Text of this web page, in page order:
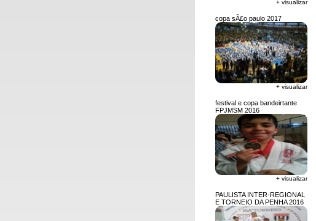
+ visualizar
copa sÃ£o paulo 2017
+ visualizar
festival e copa bandeirtante
FPJMSM 2016
+ visualizar
PAULISTA INTER-REGIONAL
E TORNEIO DA PENHA 2016